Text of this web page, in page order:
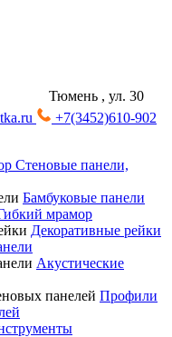
Тюмень , ул. 30
+7(3452)610-902
Стеновые панели,
Бамбуковые панели
мрамор
Декоративные рейки
Акустические
Профили